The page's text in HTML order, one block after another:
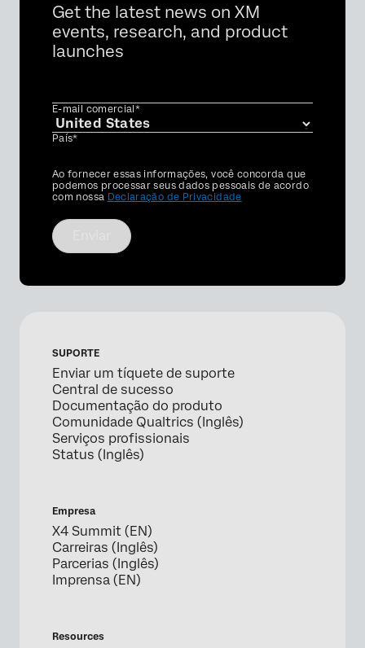
Get the latest news on XM
events, research, and product
launches
E-mail comercial*
País*
Privacy
Optin
Ao fornecer essas informações, você concorda que
podemos processar seus dados pessoais de acordo
com nossa Declaração de Privacidade
SUPORTE
Enviar um tíquete de suporte
Central de sucesso
Documentação do produto
Comunidade Qualtrics (Inglês)
Serviços profissionais
Status (Inglês)
Empresa
X4 Summit (EN)
Carreiras (Inglês)
Parcerias (Inglês)
Imprensa (EN)
Resources